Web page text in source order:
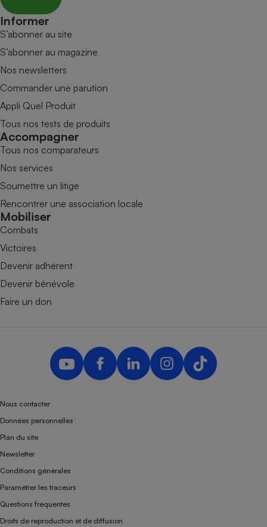
Informer
S’abonner au site
S’abonner au magazine
Nos newsletters
Commander une parution
Appli Quel Produit
Tous nos tests de produits
Accompagner
Tous nos comparateurs
Nos services
Soumettre un litige
Rencontrer une association locale
Mobiliser
Combats
Victoires
Devenir adhérent
Devenir bénévole
Faire un don
Nous contacter
Données personnelles
Plan du site
Newsletter
Conditions générales
Paramétrer les traceurs
Questions fréquentes
Droits de reproduction et de diffusion